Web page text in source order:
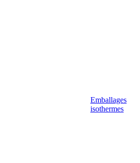
Emballages
isothermes